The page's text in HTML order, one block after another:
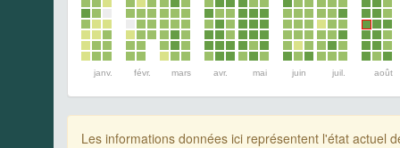
janv. févr. mars avr. mai juin juil. août
Les informations données ici représentent l'état actuel